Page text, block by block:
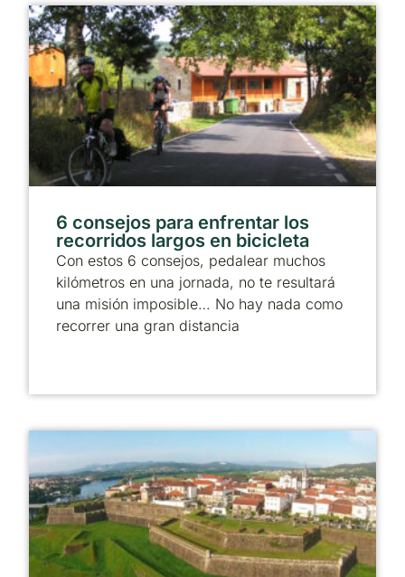
6 consejos para enfrentar los
recorridos largos en bicicleta
Con estos 6 consejos, pedalear muchos
kilómetros en una jornada, no te resultará
una misión imposible… No hay nada como
recorrer una gran distancia